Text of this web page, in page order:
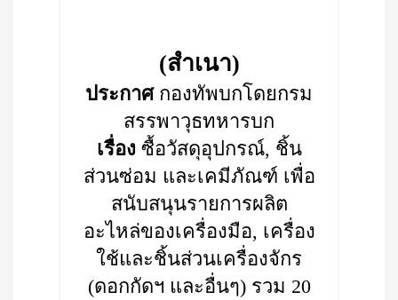
(สำเนา)
ประกาศกองทัพบกโดยกรม
สรรพาวุธทหารบก
เรื่อง ซื้อวัสดุอุปกรณ์, ชิ้น
ส่วนซ่อม และเคมีภัณฑ์ เพื่อ
สนับสนุนรายการผลิต
อะไหล่ของเครื่องมือ, เครื่อง
ใช้และชิ้นส่วนเครื่องจักร
(ดอกกัดฯ และอื่นๆ) รวม 20